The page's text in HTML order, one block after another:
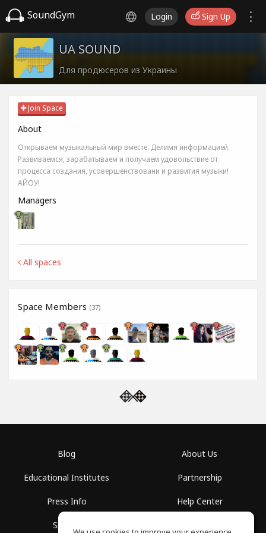
SoundGym Login Sign Up
UA SOUND
Для продюсеров из Украины
Join Space
About
Открываем музыкальный мир вместе. Делимя информацией.
Развиваемся, зарабатываем и получаем удовольствие от
процесса создания, усовершенствовани и развития музыки!
АЙОУ!
Managers
All spaces
Space Members (37)
Blog
Educational Institutes
Press Info
Spaces
About Us
Partnership
Help Center